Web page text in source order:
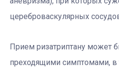
цереброваскулярных
Прием ризатриптану может
преходящими симптомами, в